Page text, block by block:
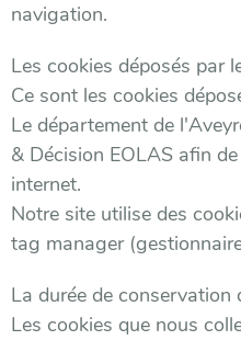
navigation.
Les cookies déposés par
Ce sont les cookies
Le département de
& Décision EOLAS afin
internet.
Notre site utilise des
tag manager
La durée de conservation
Les cookies que nous